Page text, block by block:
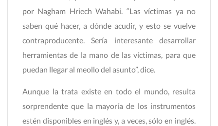
por Nagham Hriech Wahabi. “Las víctimas ya no
saben qué hacer, a dónde acudir, y esto se vuelve
contraproducente. Sería interesante desarrollar
herramientas de la mano de las víctimas, para que
puedan llegar al meollo del asunto”, dice.
Aunque la trata existe en todo el mundo, resulta
sorprendente que la mayoría de los instrumentos
estén disponibles en inglés y, a veces, sólo en inglés.